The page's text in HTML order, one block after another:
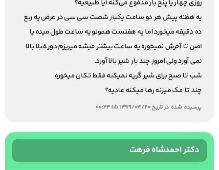
روزی چهار یا پنج بار مدفوع می‌کنه آیا طبیعیه؟
یه هفته پیش هر دو ساعت یکبار شصت سی سی در عرض یه ربع
ده دقیقه میخورد اما یه هفتست همونو یه ساعت طول میده یا
اصن تا آخرش نمیخوره یه ساعت بیشتر میشه میریزم دور.قبلا بالا
نمی آورد ولی امروز چند بار شیر بالا آورد.
شب تا صبح برای شیر گریه نمیکنه فقط تکان میخوره
چند تا مک میزنه رها میکنه عادیه؟
پرسیده شده در تاریخ 1399/04/20 00:43:15
دکتر احمدشاه فرهت